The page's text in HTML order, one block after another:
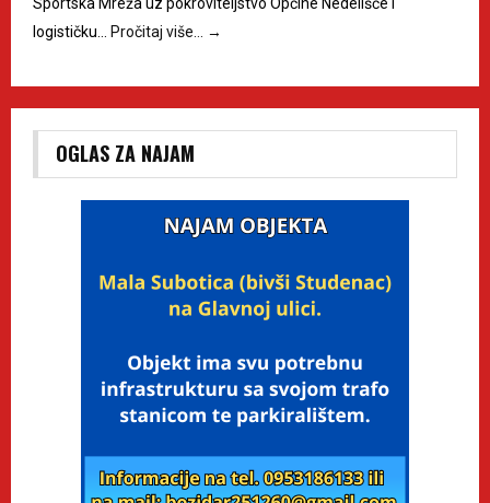
logističku…
Pročitaj više… →
OGLAS ZA NAJAM